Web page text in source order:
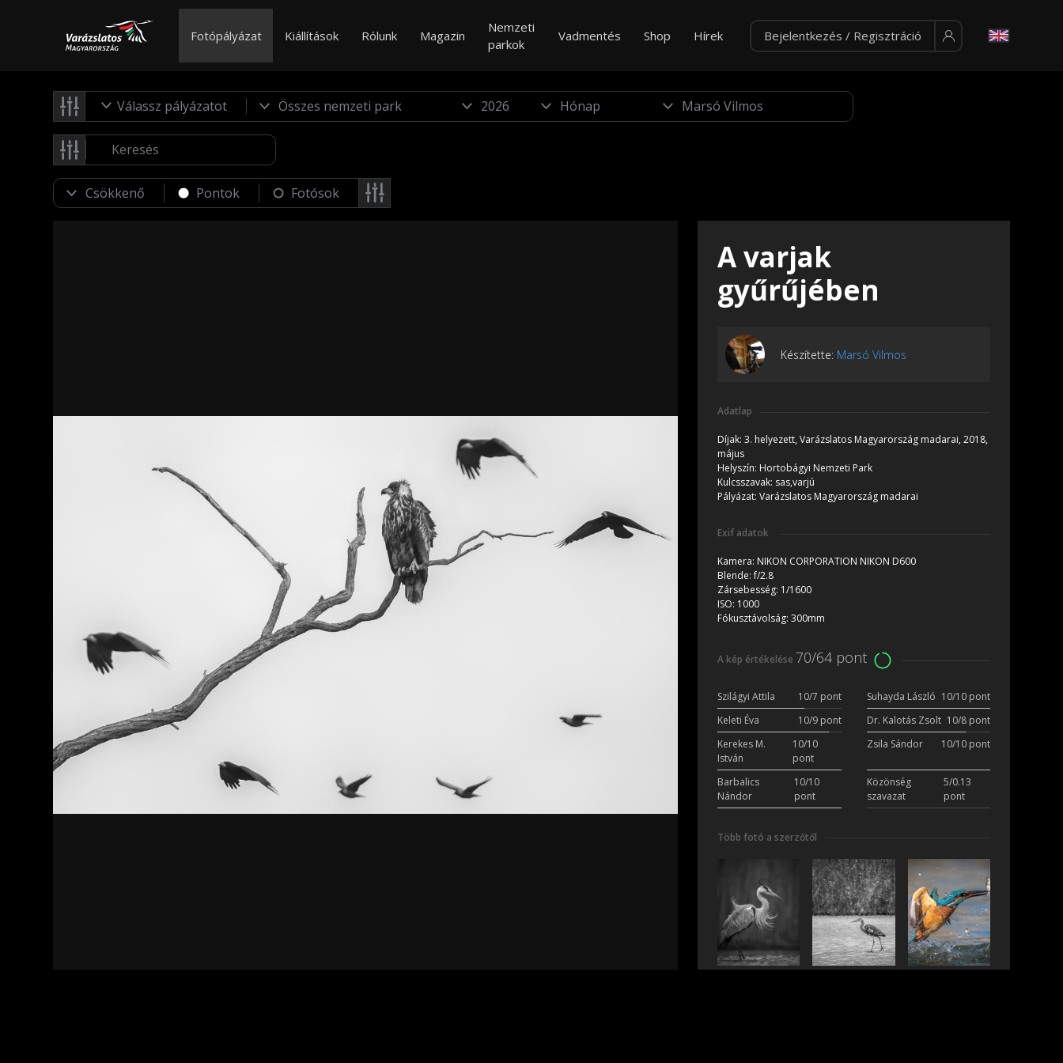
Fotópályázat Kiállítások Rólunk Magazin
Nemzeti
parkok
Vadmentés Shop Hírek Bejelentkezés / Regisztráció
Válassz pályázatot
Pontok Fotósok
A varjak
gyűrűjében
Készítette: Marsó Vilmos
Adatlap
Díjak: 3. helyezett, Varázslatos Magyarország madarai, 2018,
május
Helyszín: Hortobágyi Nemzeti Park
Kulcsszavak: sas,varjú
Pályázat: Varázslatos Magyarország madarai
Exif adatok
Kamera: NIKON CORPORATION NIKON D600
Blende:f/2.8
Zársebesség: 1/1600
ISO: 1000
Fókusztávolság: 300mm
A kép értékelése 70/64 pont
Szilágyi Attila 10/7 pont Suhayda László 10/10 pont
Keleti Éva
10/9 pont Dr. Kalotás Zsolt 10/8 pont
Kerekes M.
István
10/10
pont
Zsila Sándor 10/10 pont
Barbalics
Nándor
10/10
pont
Közönség
szavazat
5/0.13
pont
Több fotó a szerzőtől